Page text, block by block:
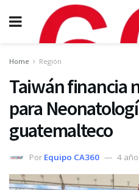
Home Región
Taiwán financia
para
guatemalteco
Por Equipo CA360 4